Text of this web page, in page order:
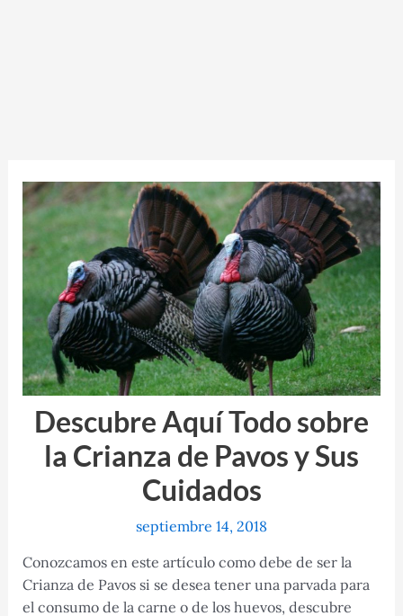
Descubre Aquí Todo sobre
la Crianza de Pavos y Sus
Cuidados
septiembre 14, 2018
Conozcamos en este artículo como debe de ser la
Crianza de Pavos si se desea tener una parvada para
el consumo de la carne o de los huevos, descubre